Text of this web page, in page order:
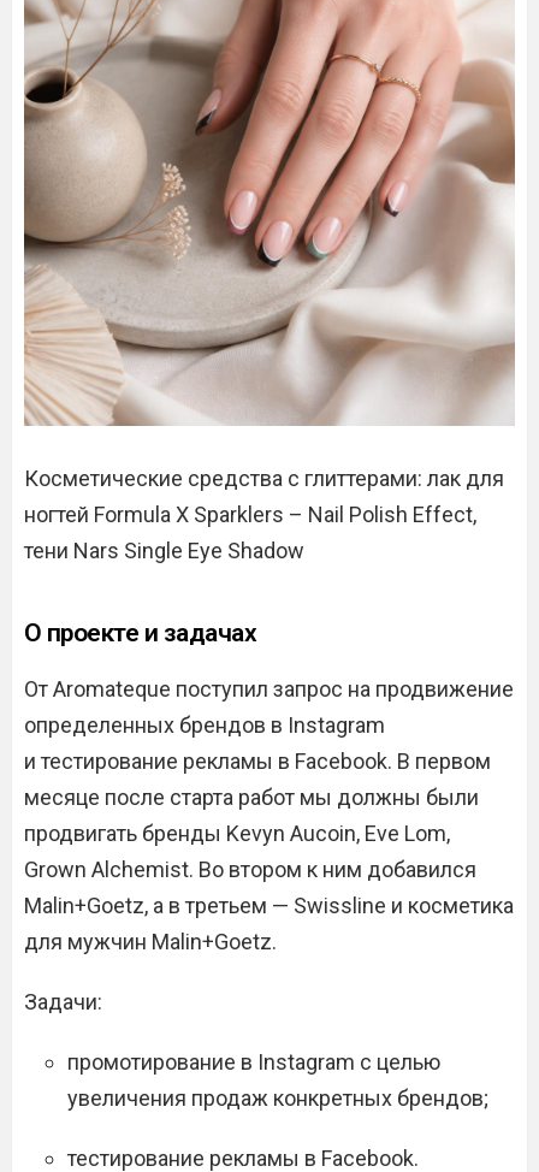
Косметические средства с глиттерами: лак для
ногтей Formula X Sparklers – Nail Polish Effect,
тени Nars Single Eye Shadow
О проекте и задачах
От Aromateque поступил запрос на продвижение
определенных брендов в Instagram
и тестирование рекламы в Facebook. В первом
месяце после старта работ мы должны были
продвигать бренды Kevyn Aucoin, Eve Lom,
Grown Alchemist. Во втором к ним добавился
Malin+Goetz, а в третьем — Swissline и косметика
для мужчин Malin+Goetz.
Задачи:
промотирование в Instagram с целью
увеличения продаж конкретных брендов;
тестирование рекламы в Facebook.